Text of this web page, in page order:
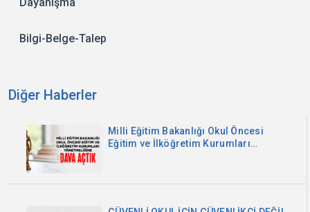
Dayanışma
Bilgi-Belge-Talep
Diğer Haberler
Milli Eğitim Bakanlığı Okul Öncesi
Eğitim ve İlköğretim Kurumları